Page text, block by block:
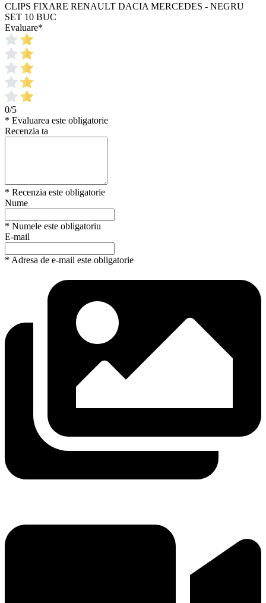
CLIPS FIXARE RENAULT DACIA MERCEDES - NEGRU
SET 10 BUC
Evaluare*
0/5
* Evaluarea este obligatorie
Recenzia ta
* Recenzia este obligatorie
Nume
* Numele este obligatoriu
E-mail
* Adresa de e-mail este obligatorie